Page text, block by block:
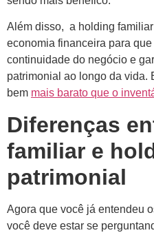
Além disso, a holding
economia financeira para
continuidade do negócio e
patrimonial ao longo da vida.
bem mais barato que o
Diferenças
familiar e
patrimonial
Agora que você já entendeu
você deve estar se